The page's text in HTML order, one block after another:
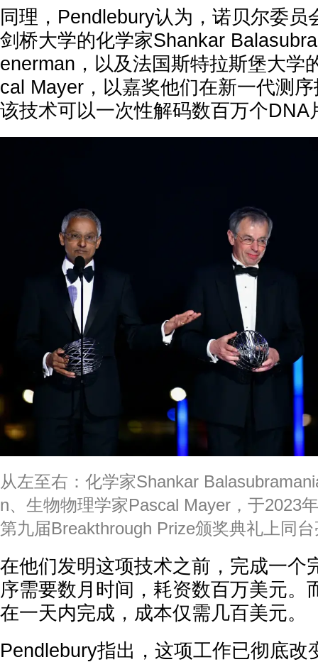
同理，Pendlebury认为，诺贝尔委员
剑桥大学的化学家Shankar
enerman，以及法国斯特拉斯堡大学
cal Mayer，以嘉奖他们在新一代测
该技术可以一次性解码数百万个DNA
从左至右：化学家Shankar
n、生物物理学家Pascal Mayer，于2023
第九届Breakthrough Prize颁奖典礼上同
在他们发明这项技术之前，完成一个
序需要数月时间，耗资数百万美元。
在一天内完成，成本仅需几百美元。
Pendlebury指出，这项工作已彻底改